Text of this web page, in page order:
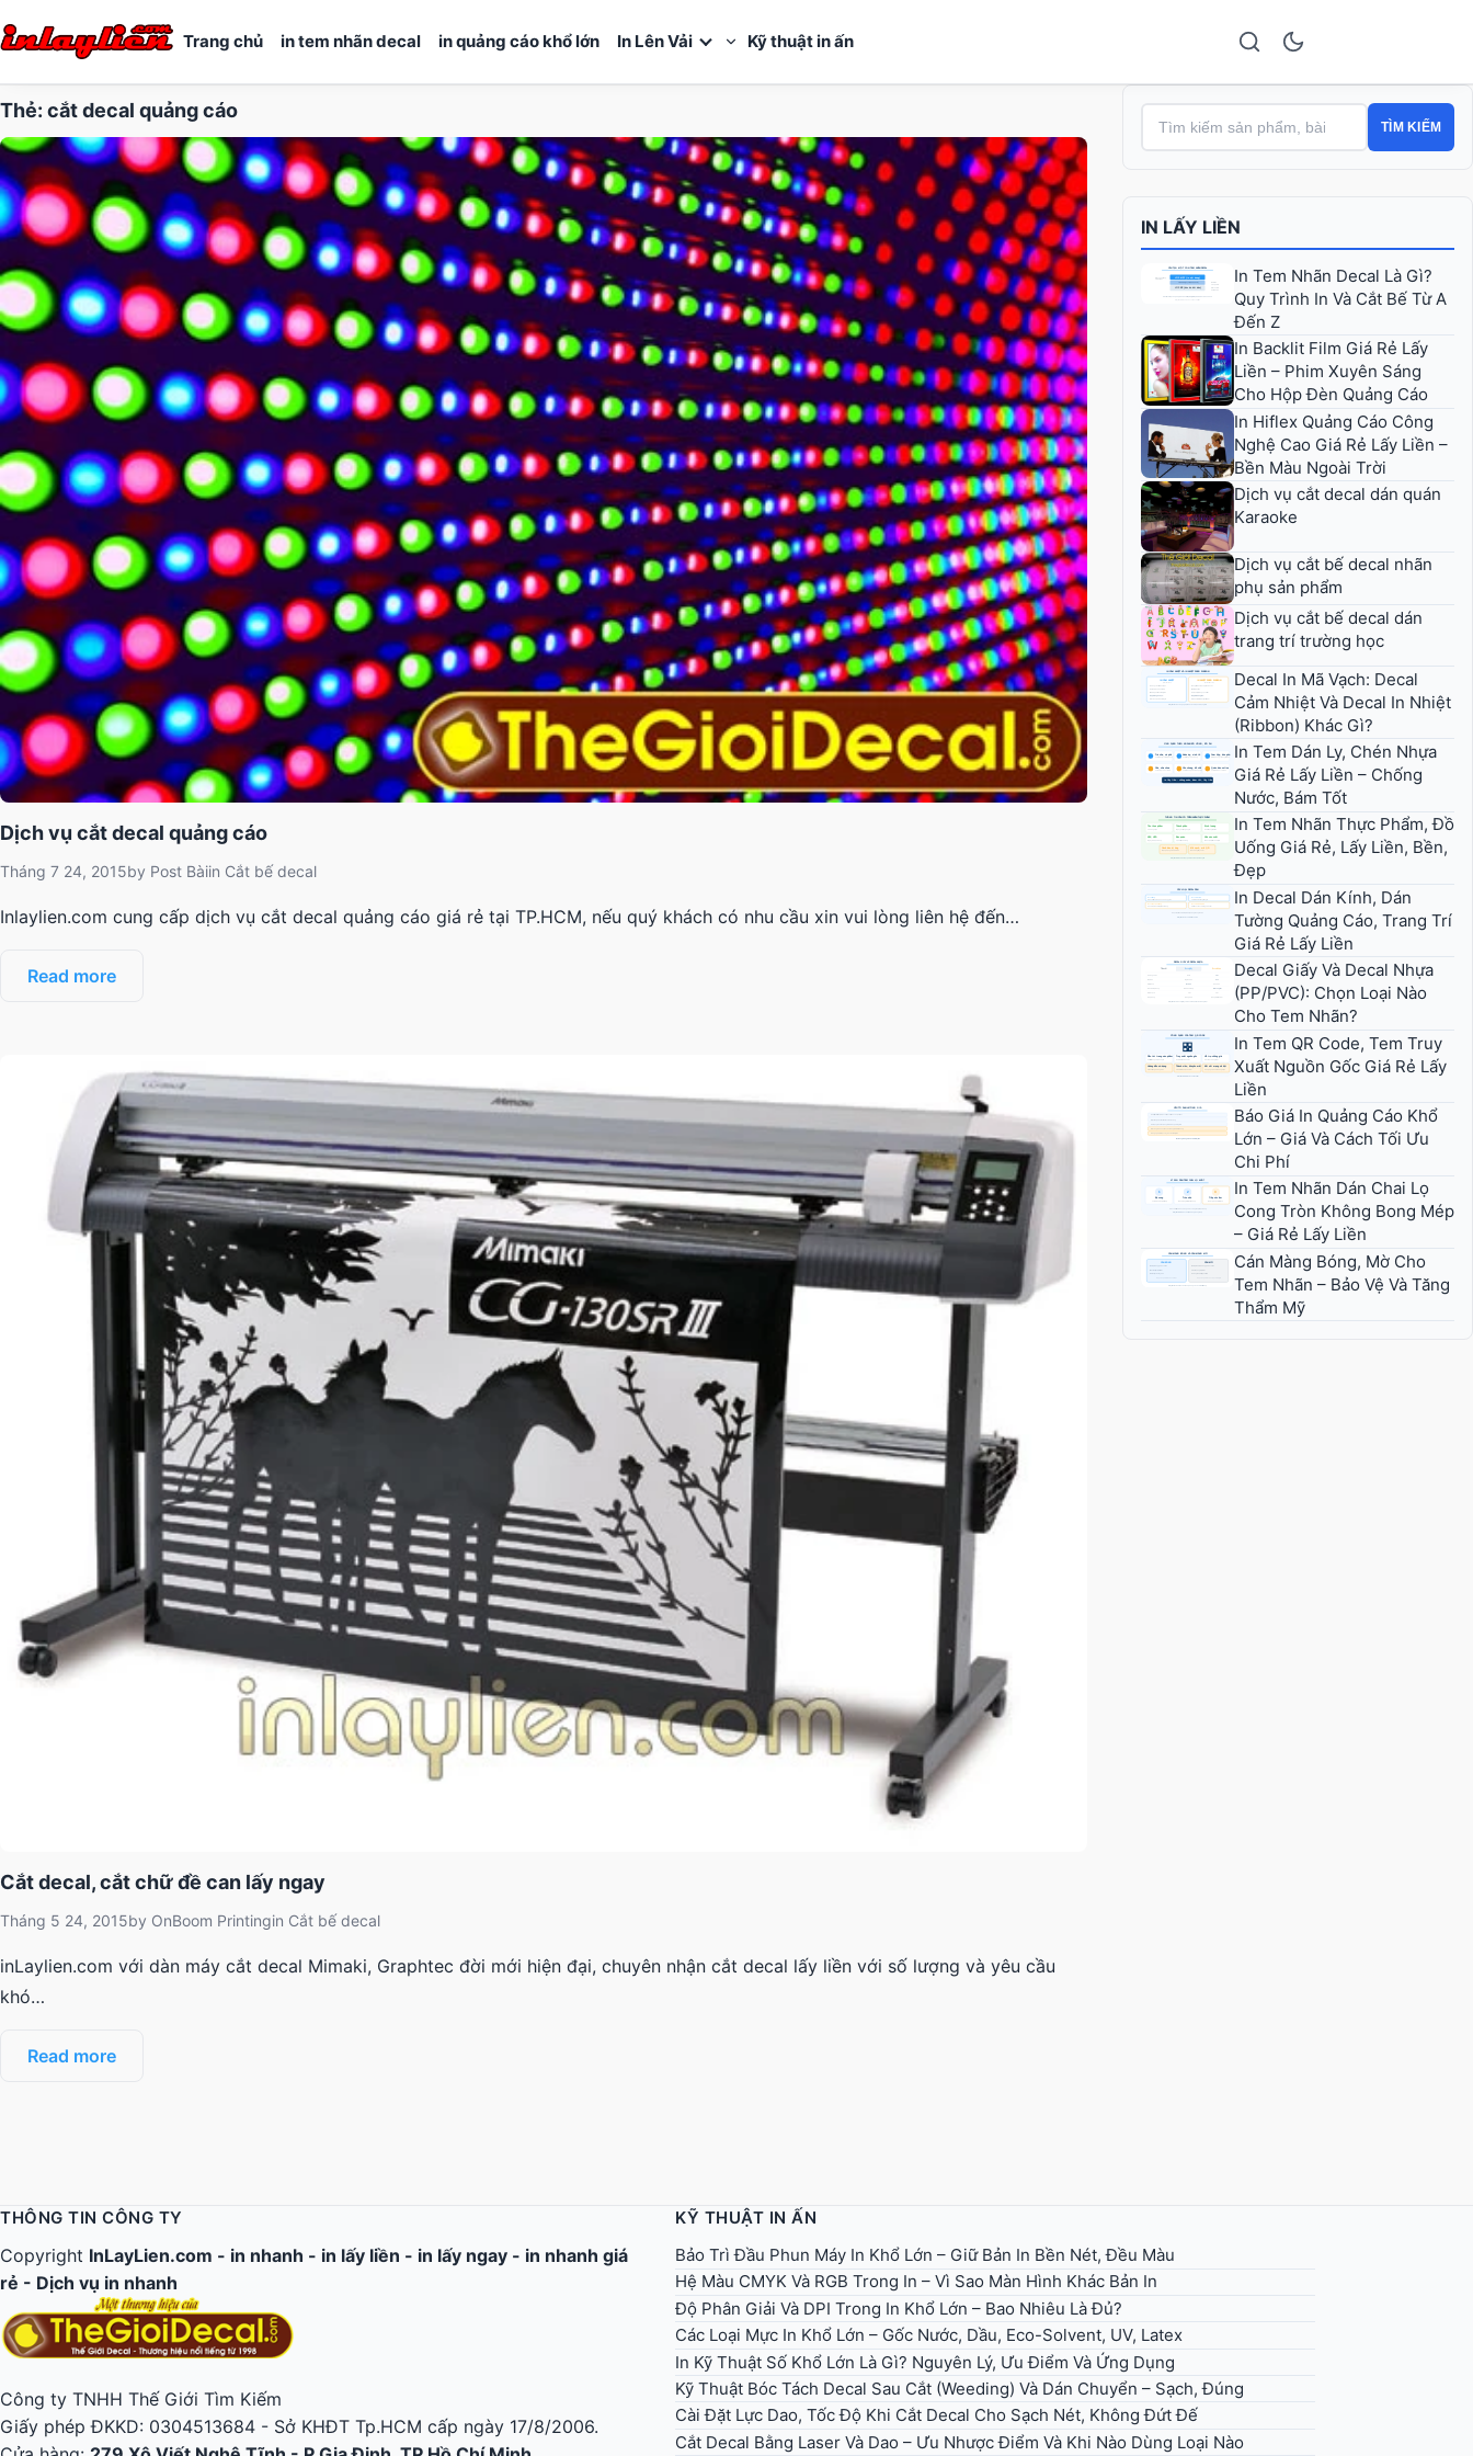
Trang chủ in tem nhãn decal in quảng cáo khổ lớn In Lên Vải Kỹ thuật in ấn
Thẻ: cắt decal quảng cáo
Dịch vụ cắt decal quảng cáo
Tháng 7 24, 2015by Post Bàiin Cắt bế decal
Inlaylien.com cung cấp dịch vụ cắt decal quảng cáo giá rẻ tại TP.HCM, nếu quý khách có nhu cầu xin vui lòng liên hệ đến…
Read more
Cắt decal, cắt chữ đề can lấy ngay
Tháng 5 24, 2015by OnBoom Printingin Cắt bế decal
inLaylien.com với dàn máy cắt decal Mimaki, Graphtec đời mới hiện đại, chuyên nhận cắt decal lấy liền với số lượng và yêu cầu
khó…
Read more
TÌM KIẾM
IN LẤY LIỀN
In Tem Nhãn Decal Là Gì?
Quy Trình In Và Cắt Bế Từ A
Đến Z
In Backlit Film Giá Rẻ Lấy
Liền – Phim Xuyên Sáng
Cho Hộp Đèn Quảng Cáo
In Hiflex Quảng Cáo Công
Nghệ Cao Giá Rẻ Lấy Liền –
Bền Màu Ngoài Trời
Dịch vụ cắt decal dán quán
Karaoke
Dịch vụ cắt bế decal nhãn
phụ sản phẩm
Dịch vụ cắt bế decal dán
trang trí trường học
Decal In Mã Vạch: Decal
Cảm Nhiệt Và Decal In Nhiệt
(Ribbon) Khác Gì?
In Tem Dán Ly, Chén Nhựa
Giá Rẻ Lấy Liền – Chống
Nước, Bám Tốt
In Tem Nhãn Thực Phẩm, Đồ
Uống Giá Rẻ, Lấy Liền, Bền,
Đẹp
In Decal Dán Kính, Dán
Tường Quảng Cáo, Trang Trí
Giá Rẻ Lấy Liền
Decal Giấy Và Decal Nhựa
(PP/PVC): Chọn Loại Nào
Cho Tem Nhãn?
In Tem QR Code, Tem Truy
Xuất Nguồn Gốc Giá Rẻ Lấy
Liền
Báo Giá In Quảng Cáo Khổ
Lớn – Giá Và Cách Tối Ưu
Chi Phí
In Tem Nhãn Dán Chai Lọ
Cong Tròn Không Bong Mép
– Giá Rẻ Lấy Liền
Cán Màng Bóng, Mờ Cho
Tem Nhãn – Bảo Vệ Và Tăng
Thẩm Mỹ
THÔNG TIN CÔNG TY
Copyright InLayLien.com - in nhanh - in lấy liền - in lấy ngay - in nhanh giá
rẻ - Dịch vụ in nhanh
Công ty TNHH Thế Giới Tìm Kiếm
Giấy phép ĐKKD: 0304513684 - Sở KHĐT Tp.HCM cấp ngày 17/8/2006.
KỸ THUẬT IN ẤN
Bảo Trì Đầu Phun Máy In Khổ Lớn – Giữ Bản In Bền Nét, Đều Màu
Hệ Màu CMYK Và RGB Trong In – Vì Sao Màn Hình Khác Bản In
Độ Phân Giải Và DPI Trong In Khổ Lớn – Bao Nhiêu Là Đủ?
Các Loại Mực In Khổ Lớn – Gốc Nước, Dầu, Eco-Solvent, UV, Latex
In Kỹ Thuật Số Khổ Lớn Là Gì? Nguyên Lý, Ưu Điểm Và Ứng Dụng
Kỹ Thuật Bóc Tách Decal Sau Cắt (Weeding) Và Dán Chuyển – Sạch, Đúng
Cài Đặt Lực Dao, Tốc Độ Khi Cắt Decal Cho Sạch Nét, Không Đứt Đế
Cắt Decal Bằng Laser Và Dao – Ưu Nhược Điểm Và Khi Nào Dùng Loại Nào